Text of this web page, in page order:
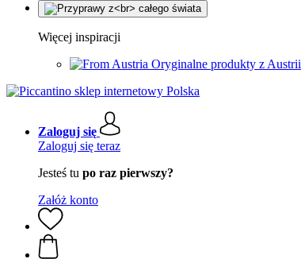
Więcej inspiracji
Oryginalne produkty z Austrii
Zaloguj się
Zaloguj się teraz
Jesteś tu po raz pierwszy?
Załóż konto